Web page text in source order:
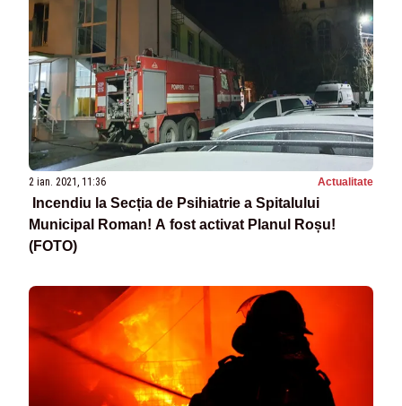
2 ian. 2021, 11:36 Actualitate
Incendiu la Secția de Psihiatrie a Spitalului
Municipal Roman! A fost activat Planul Roșu!
(FOTO)